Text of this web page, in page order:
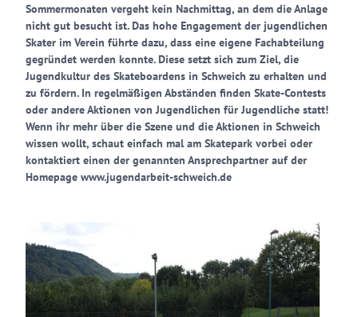
Sommermonaten vergeht kein Nachmittag, an dem die Anlage
nicht gut besucht ist. Das hohe Engagement der jugendlichen
Skater im Verein führte dazu, dass eine eigene Fachabteilung
gegründet werden konnte. Diese setzt sich zum Ziel, die
Jugendkultur des Skateboardens in Schweich zu erhalten und
zu fördern. In regelmäßigen Abständen finden Skate-Contests
oder andere Aktionen von Jugendlichen für Jugendliche statt!
Wenn ihr mehr über die Szene und die Aktionen in Schweich
wissen wollt, schaut einfach mal am Skatepark vorbei oder
kontaktiert einen der genannten Ansprechpartner auf der
Homepage www.jugendarbeit-schweich.de